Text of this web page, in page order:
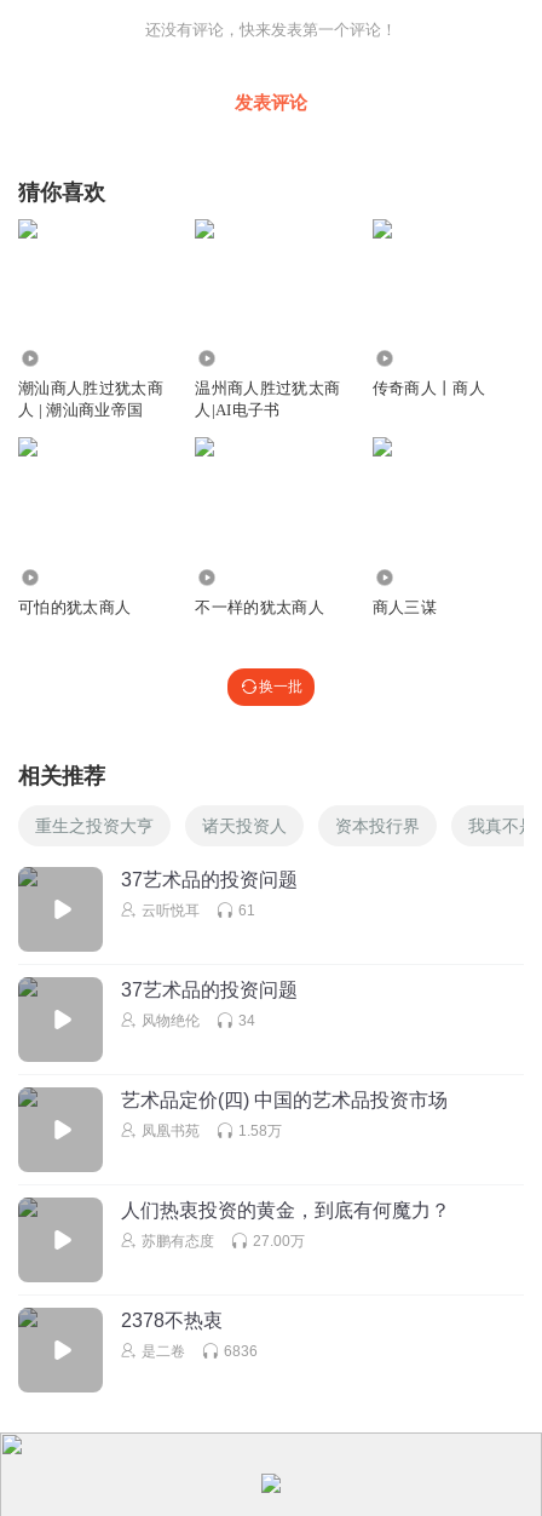
还没有评论，快来发表第一个评论！
发表评论
猜你喜欢
潮汕商人胜过犹太商
人 | 潮汕商业帝国
温州商人胜过犹太商
人|AI电子书
传奇商人丨商人
可怕的犹太商人 不一样的犹太商人 商人三谋
换一批
相关推荐
重生之投资大亨 诸天投资人 资本投行界 我真不是
37艺术品的投资问题
云听悦耳 61
37艺术品的投资问题
风物绝伦 34
艺术品定价(四) 中国的艺术品投资市场
凤凰书苑 1.58万
人们热衷投资的黄金，到底有何魔力？
苏鹏有态度 27.00万
2378不热衷
是二卷 6836